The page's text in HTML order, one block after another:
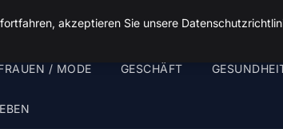
/ MODE GESCHÄFT
akzeptieren Sie unsere